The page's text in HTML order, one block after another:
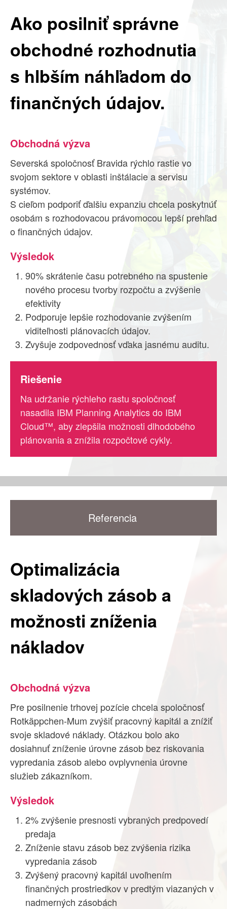
Business Analytics
IT infrastructure
Services
Sustainability
Partner
Hľadať
Hľadať
Ako posilniť správne
obchodné rozhodnutia
s hlbším náhľadom do
finančných údajov.
Obchodná výzva
Severská spoločnosť Bravida rýchlo rastie vo
svojom sektore v oblasti inštálacie a servisu
systémov.
S cieľom podporiť ďalšiu expanziu chcela poskytnúť
osobám s rozhodovacou právomocou lepší prehľad
o finančných údajov.
Výsledok
90% skrátenie času potrebného na spustenie
nového procesu tvorby rozpočtu a zvýšenie
efektivity
Podporuje lepšie rozhodovanie zvýšením
viditeľnosti plánovacích údajov.
Zvyšuje zodpovednosť vďaka jasnému auditu.
Riešenie
Na udržanie rýchleho rastu spoločnosť
nasadila IBM Planning Analytics do IBM
Cloud™, aby zlepšila možnosti dlhodobého
plánovania a znížila rozpočtové cykly.
Referencia
Optimalizácia
skladových zásob a
možnosti zníženia
nákladov
Obchodná výzva
Pre posilnenie trhovej pozície chcela spoločnosť
Rotkäppchen-Mum zvýšiť pracovný kapitál a znížiť
svoje skladové náklady. Otázkou bolo ako
dosiahnuť zníženie úrovne zásob bez riskovania
vypredania zásob alebo ovplyvnenia úrovne
služieb zákazníkom.
Výsledok
2% zvýšenie presnosti vybraných predpovedí
predaja
Zníženie stavu zásob bez zvýšenia rizika
vypredania zásob
Zvýšený pracovný kapitál uvoľnením
finančných prostriedkov v predtým viazaných v
nadmerných zásobách